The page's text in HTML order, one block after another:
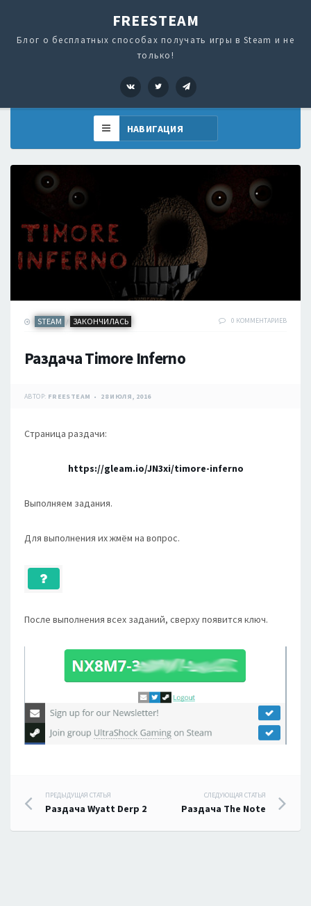
FREESTEAM
Блог о бесплатных способах получать игры в Steam и не
только!
VK Twitter
STEAM / ЗАКОНЧИЛАСЬ 0 КОММЕНТАРИЕВ
Раздача Timore Inferno
АВТОР: FREESTEAM 28 ИЮЛЯ, 2016
Страница раздачи:
https://gleam.io/JN3xi/timore-inferno
Выполняем задания.
Для выполнения их жмём на вопрос.
После выполнения всех заданий, сверху появится ключ.
Навигация
по
ПРЕДЫДУЩАЯ СТАТЬЯ
Раздача Wyatt Derp 2
СЛЕДУЮЩАЯ СТАТЬЯ
Раздача The Note